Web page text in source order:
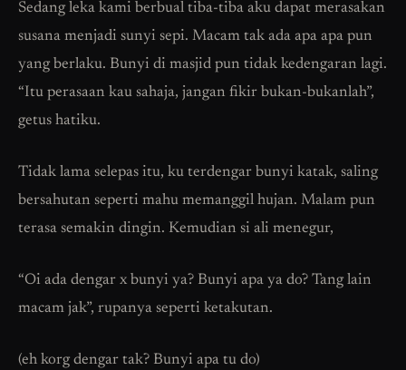
Sedang leka kami berbual tiba-tiba aku dapat merasakan
susana menjadi sunyi sepi. Macam tak ada apa apa pun
yang berlaku. Bunyi di masjid pun tidak kedengaran lagi.
“Itu perasaan kau sahaja, jangan fikir bukan-bukanlah”,
getus hatiku.
Tidak lama selepas itu, ku terdengar bunyi katak, saling
bersahutan seperti mahu memanggil hujan. Malam pun
terasa semakin dingin. Kemudian si ali menegur,
“Oi ada dengar x bunyi ya? Bunyi apa ya do? Tang lain
macam jak”, rupanya seperti ketakutan.
(eh korg dengar tak? Bunyi apa tu do)